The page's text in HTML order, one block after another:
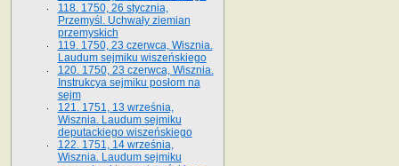
118. 1750, 26 stycznia,
Przemyśl. Uchwały ziemian
przemyskich
119. 1750, 23 czerwca, Wisznia.
Laudum sejmiku wiszeńskiego
120. 1750, 23 czerwca, Wisznia.
Instrukcya sejmiku posłom na
sejm
121. 1751, 13 września,
Wisznia. Laudum sejmiku
deputackiego wiszeńskiego
122. 1751, 14 września,
Wisznia. Laudum sejmiku